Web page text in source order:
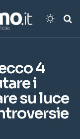
4
i
su luce